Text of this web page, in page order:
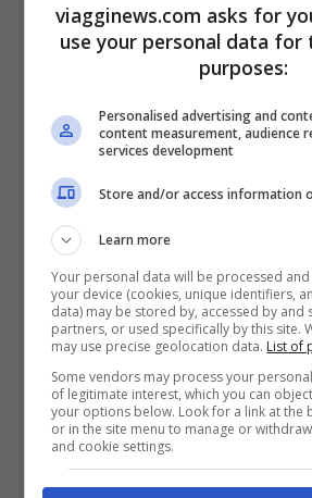
che emozione!’. Questa
nessuna staffetta da fare
sentire forte quella assenza.
Intanto però la Rai si è
Fino al 2 aprile
Rai andrà in onda
del quiz preserale.
tornare il 3 aprile con Carlo
conduzione. Ma il
perché la Rai potrebbe
posticipare il ritorno del
viagginews.com asks for
use your personal data for
purposes:
Personalised advertising and
content measurement, audience
services development
Store and/or access information
Learn more
Your personal data will be processed
your device (cookies, unique identifiers,
data) may be stored by, accessed by and
partners, or used specifically by this site.
may use precise geolocation data. List of
Some vendors may process your
of legitimate interest, which you can
your options below. Look for a link at the
or in the site menu to manage or
and cookie settings.